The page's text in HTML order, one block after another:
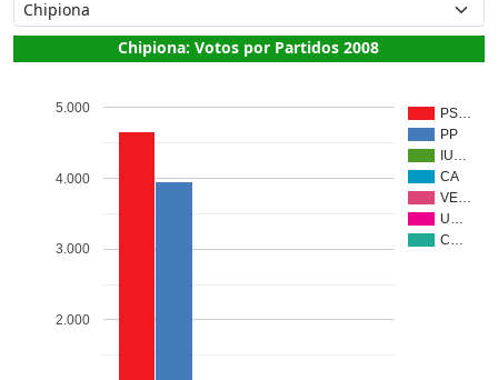
Chipiona: Votos por Partidos 2008
PS…
PP
IU…
CA
VE…
U…
C…
2.000
3.000
4.000
5.000